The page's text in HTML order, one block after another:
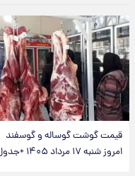
قیمت گوشت گوساله و گوسفند
امروز شنبه ۱۷ مرداد ۱۴۰۵ +جدول